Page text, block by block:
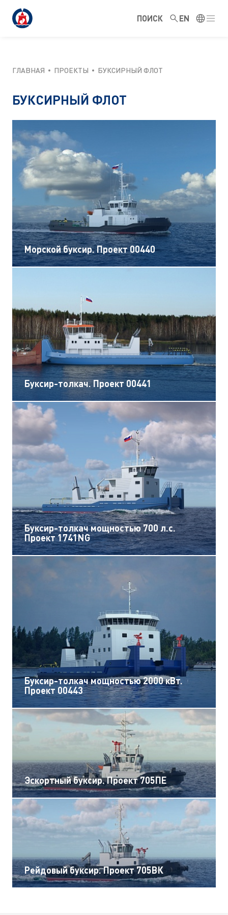
ПОИСК EN
ГЛАВНАЯ ПРОЕКТЫ БУКСИРНЫЙ ФЛОТ
БУКСИРНЫЙ ФЛОТ
Морской буксир. Проект 00440
Буксир-толкач. Проект 00441
Буксир-толкач мощностью 700 л.с.
Проект 1741NG
Буксир-толкач мощностью 2000 кВт.
Проект 00443
Эскортный буксир. Проект 705ПЕ
Рейдовый буксир. Проект 705ВК